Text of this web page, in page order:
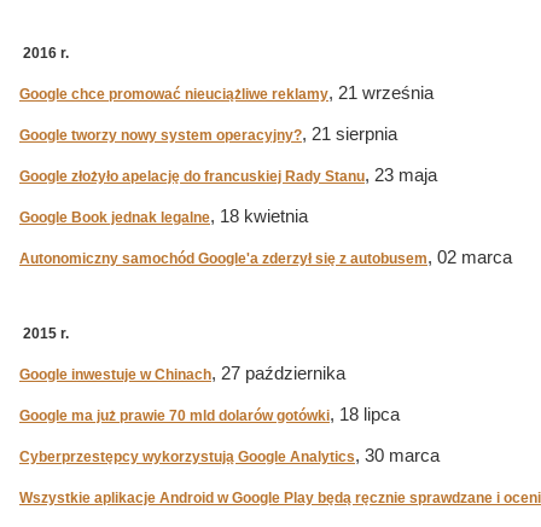
2016 r.
Google chce promować nieuciążliwe reklamy, 21 września
Google tworzy nowy system operacyjny?, 21 sierpnia
Google złożyło apelację do francuskiej Rady Stanu, 23 maja
Google Book jednak legalne, 18 kwietnia
Autonomiczny samochód Google'a zderzył się z autobusem, 02 marca
2015 r.
Google inwestuje w Chinach, 27 października
Google ma już prawie 70 mld dolarów gotówki, 18 lipca
Cyberprzestępcy wykorzystują Google Analytics, 30 marca
Wszystkie aplikacje Android w Google Play będą ręcznie sprawdzane i